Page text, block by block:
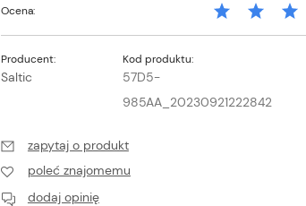
Ocena:
Producent:
Saltic
Kod produktu:
57D5-
985AA_20230921222842
zapytaj o produkt
poleć znajomemu
dodaj opinię